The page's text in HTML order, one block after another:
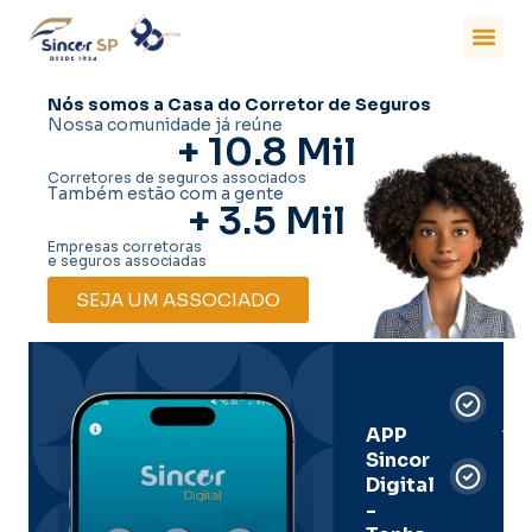
Nós somos a Casa do Corretor de Seguros
Nossa comunidade já reúne
+ 10.8 Mil
Corretores de seguros associados
Também estão com a gente
+ 3.5 Mil
Empresas corretoras
e seguros associadas
SEJA UM ASSOCIADO
APP
Sincor
Digital
-